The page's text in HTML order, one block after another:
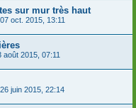
sur mur très haut
oct. 2015, 13:11
août 2015, 07:11
juin 2015, 22:14